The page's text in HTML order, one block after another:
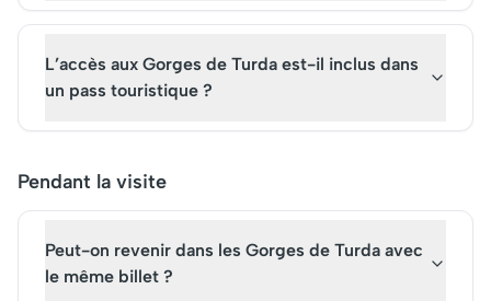
L’accès aux Gorges de Turda est-il inclus dans
un pass touristique ?
Pendant la visite
Peut-on revenir dans les Gorges de Turda avec
le même billet ?